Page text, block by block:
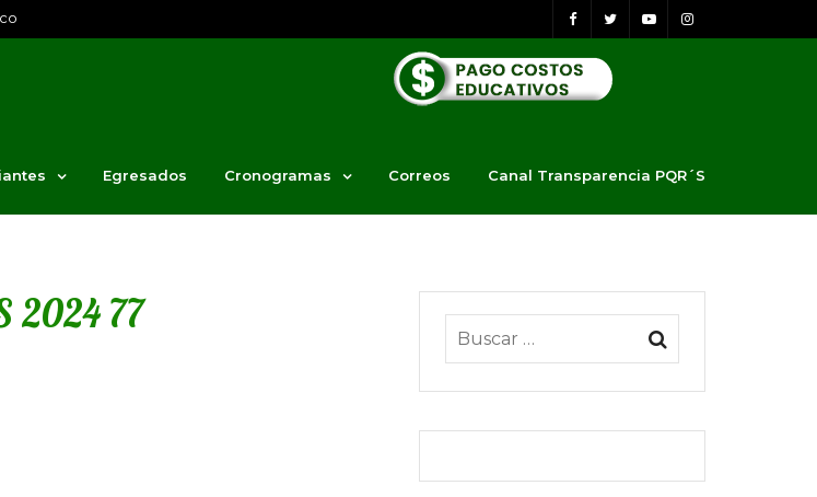
Egresados Cronogramas Correos Canal Transparencia PQR´S
2024 77